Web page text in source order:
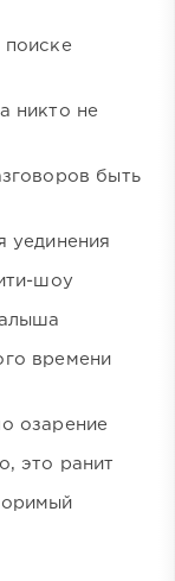
никто не
быть
уединения
шоу
времени
озарение
это ранит